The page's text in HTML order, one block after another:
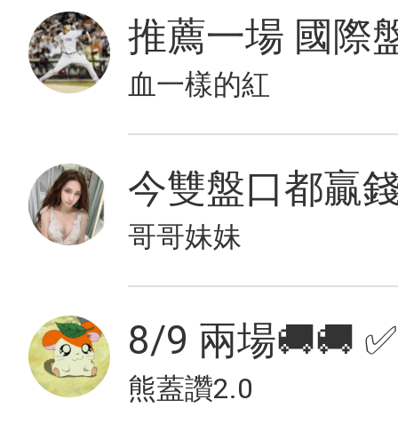
血一樣的紅
哥哥妹妹
8/9 兩場🚚🚚
熊蓋讚2.0